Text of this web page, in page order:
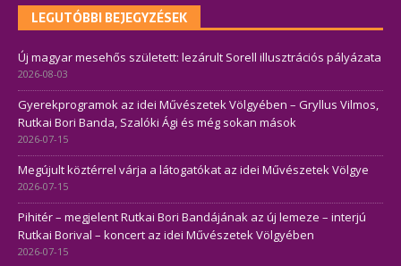
LEGUTÓBBI BEJEGYZÉSEK
Új magyar mesehős született: lezárult Sorell illusztrációs pályázata
2026-08-03
Gyerekprogramok az idei Művészetek Völgyében – Gryllus Vilmos,
Rutkai Bori Banda, Szalóki Ági és még sokan mások
2026-07-15
Megújult köztérrel várja a látogatókat az idei Művészetek Völgye
2026-07-15
Pihitér – megjelent Rutkai Bori Bandájának az új lemeze – interjú
Rutkai Borival – koncert az idei Művészetek Völgyében
2026-07-15